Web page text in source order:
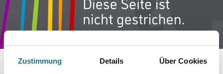
Zustimmung Details Über Cookies